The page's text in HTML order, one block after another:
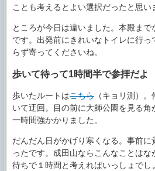
ことも考えるとよい選択だったと思い
ところが今日は違いました。本殿ま
です。出発前にきれいなトイレに行
らず寄ってくださいね。
歩いて待って1時間半で参拝だよ
歩いたルートはこちら （キョリ測）
いて迂回。目の前に大師公園を見る
一時間強かかりました。
だんだん日がかげり寒くなる。事前
ったです。成田山ならこんなことは
待ちで１時間と考えればいっしょでし